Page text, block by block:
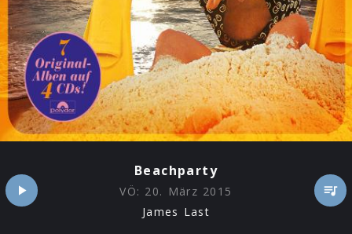
Beachparty
VÖ: 20. März 2015
James Last